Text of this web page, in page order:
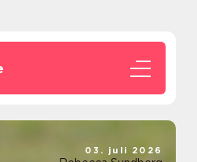
03. juli 2026